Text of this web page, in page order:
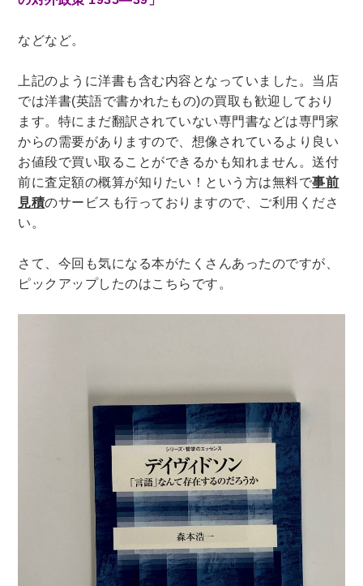
歯学書・歯科衛生士 看護学書
眼科学
精神医学書
臨床医学一般
薬学書
針灸・漢方
リハビリテーション医学
伝統医学・東洋医学
基礎医学
小児科学
整形外科学
暮らしと健康
趣味・スポーツ
自転車・サイクリング 釣り
キャンプ
他スポーツ
登山・ハイキング・クライミング
資格検定・辞書辞典
公務員・教員採用試験
医療・看護資格
英語学習
工学・技術・環境
語学検定・通訳
語学辞典・辞典
法律・ビジネス・事務資格関連
運輸・船舶・通信
などなど。
上記のように洋書も含む内容となっていました。当店
では洋書(英語で書かれたもの)の買取も歓迎しており
ます。特にまだ翻訳されていない専門書などは専門家
からの需要がありますので、想像されているより良い
お値段で買い取ることができるかも知れません。送付
前に査定額の概算が知りたい！という方は無料で事前
見積のサービスも行っておりますので、ご利用くださ
い。
さて、今回も気になる本がたくさんあったのですが、
ピックアップしたのはこちらです。